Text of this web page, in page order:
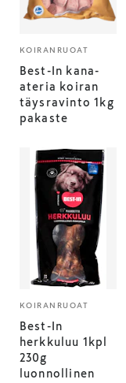
KOIRANRUOAT
Best-In kana-
ateria koiran
täysravinto 1kg
pakaste
KOIRANRUOAT
Best-In
herkkuluu 1kpl
230g
luonnollinen